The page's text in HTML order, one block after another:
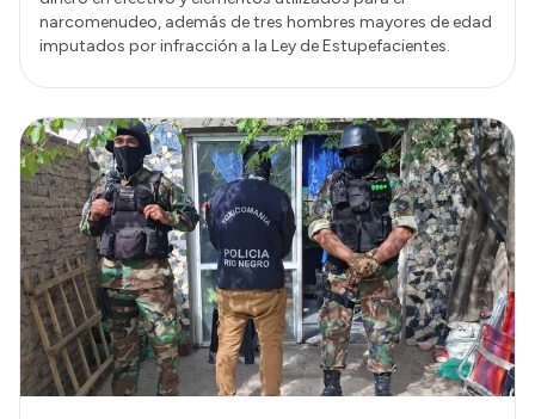
narcomenudeo, además de tres hombres mayores de edad
imputados por infracción a la Ley de Estupefacientes.